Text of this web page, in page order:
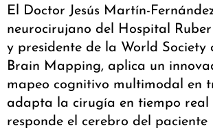
El Doctor Jesús Martín-
neurocirujano del Hospital
y presidente de la World Society
Brain Mapping, aplica un
mapeo cognitivo multimodal en
adapta la cirugía en tiempo real
responde el cerebro del paciente